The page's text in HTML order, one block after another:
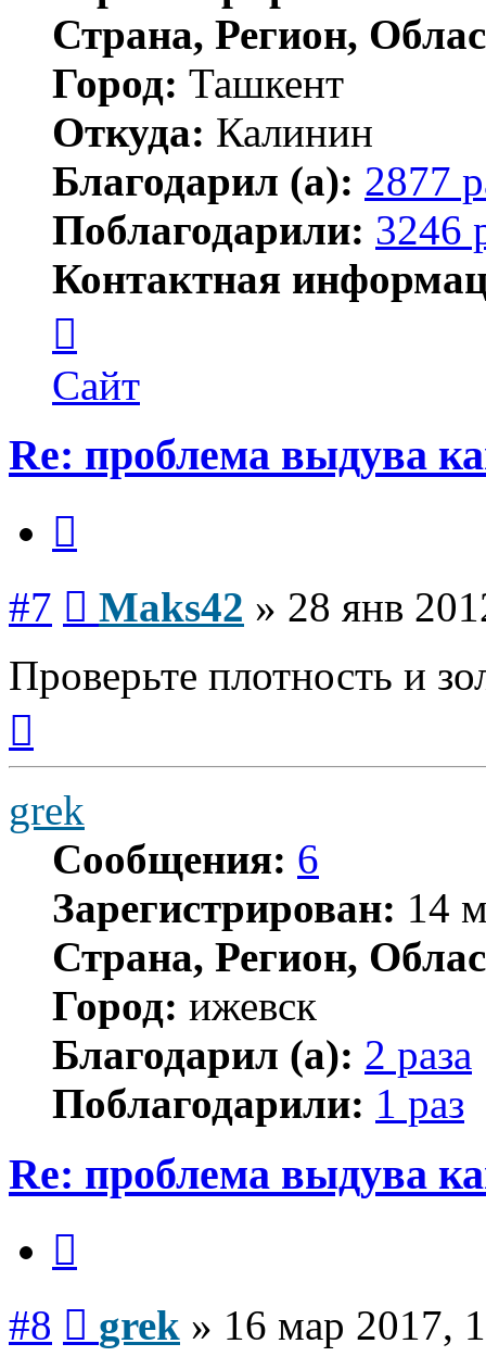
Страна, Регион,
Город: Ташкент
Откуда: Калинин
Благодарил (а): 2877
Поблагодарили: 3246
Контактная
пользователя
Maks42
Сайт
Re: проблема выдува
#7 Maks42 » 28 янв
Проверьте плотность и
началу
grek
Сообщения: 6
Зарегистрирован: 14
Страна, Регион,
Город: ижевск
Благодарил (а): 2 раза
Поблагодарили: 1 раз
Re: проблема выдува
#8 grek » 16 мар 2017,